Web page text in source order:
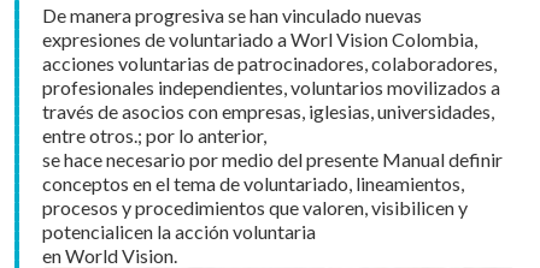
De manera progresiva se han vinculado nuevas
expresiones de voluntariado a Worl Vision Colombia,
acciones voluntarias de patrocinadores, colaboradores,
profesionales independientes, voluntarios movilizados a
través de asocios con empresas, iglesias, universidades,
entre otros.; por lo anterior,
se hace necesario por medio del presente Manual definir
conceptos en el tema de voluntariado, lineamientos,
procesos y procedimientos que valoren, visibilicen y
potencialicen la acción voluntaria
en World Vision.